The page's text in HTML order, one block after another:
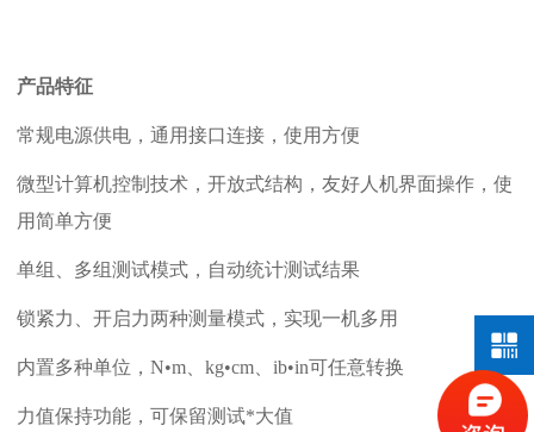
产品特征
常规电源供电，通用接口连接，使用方便
微型计算机控制技术，开放式结构，友好人机界面操作，使
用简单方便
单组、多组测试模式，自动统计测试结果
锁紧力、开启力两种测量模式，实现一机多用
内置多种单位， N•m、kg•cm、ib•in可任意转换
力值保持功能，可保留测试*大值